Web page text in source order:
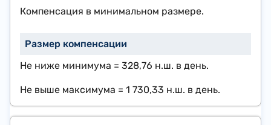
Компенсация в минимальном размере.
​Не ниже минимума = 328,76 н.ш. в день.
Не выше максимума = 1 730,33 н.ш. в день.